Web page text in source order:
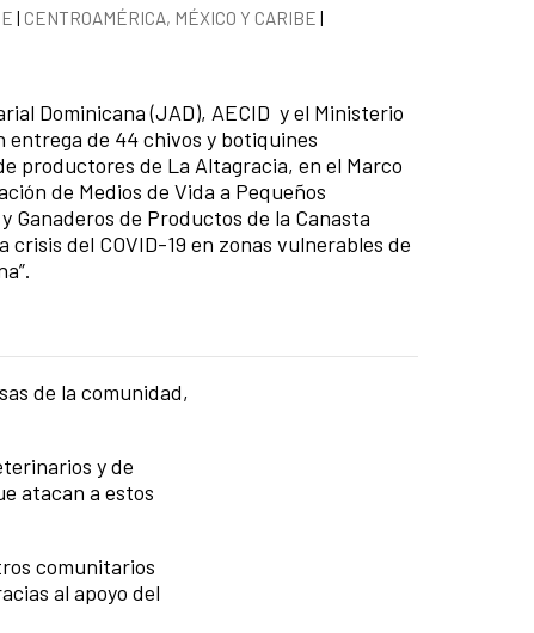
| CENTROAMÉRICA, MÉXICO Y CARIBE |
Dominicana (JAD), AECID y el Ministerio
de 44 chivos y botiquines
productores de La Altagracia, en el Marco
de Medios de Vida a Pequeños
Ganaderos de Productos de la Canasta
crisis del COVID-19 en zonas vulnerables de
de la comunidad,
y de
atacan a estos
comunitarios
al apoyo del